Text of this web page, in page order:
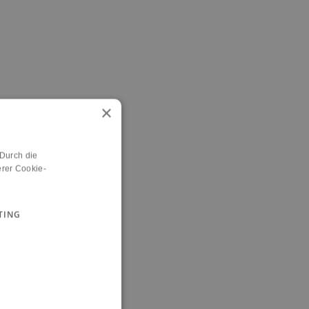
×
die
Cookie-